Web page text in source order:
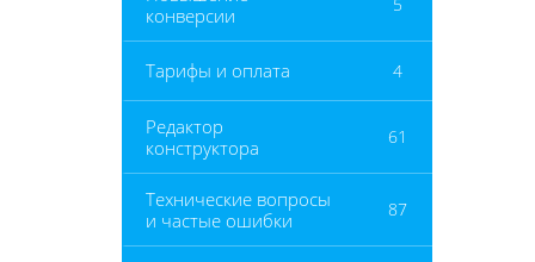
конверсии
5
Тарифы и оплата 4
Редактор
конструктора
61
Технические вопросы
и частые ошибки
87